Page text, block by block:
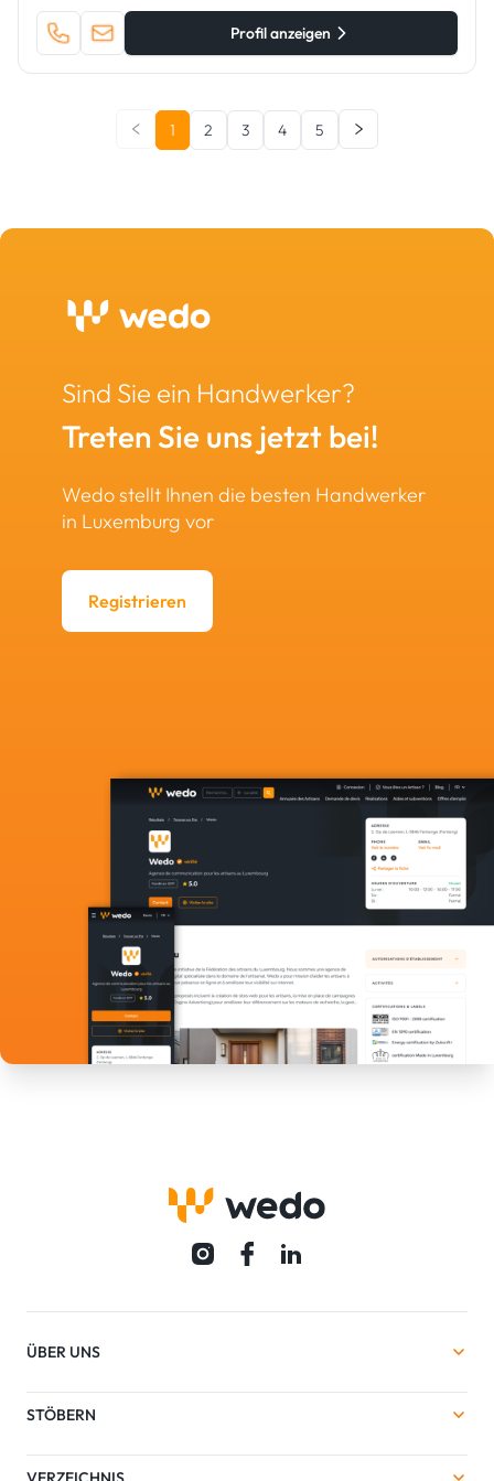
Profil anzeigen
1 2 3 4 5
Sind Sie ein Handwerker?
Treten Sie uns jetzt bei!
Wedo stellt Ihnen die besten Handwerker
in Luxemburg vor
Registrieren
ÜBER UNS
STÖBERN